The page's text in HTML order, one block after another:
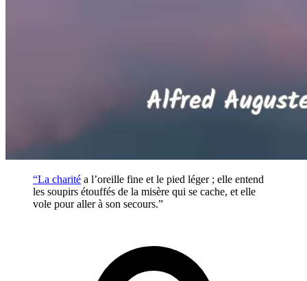
“La charité a l’oreille fine et le pied léger ; elle entend
les soupirs étouffés de la misère qui se cache, et elle
vole pour aller à son secours.”